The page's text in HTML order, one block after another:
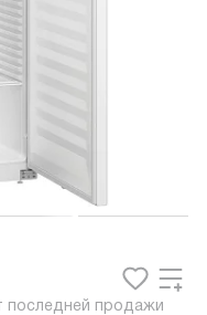
последней продажи